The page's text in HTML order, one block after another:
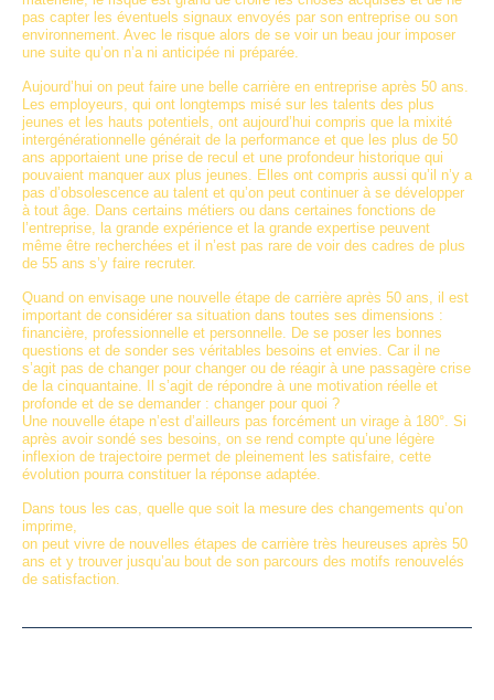
pas capter les éventuels signaux envoyés par son entreprise ou son
environnement. Avec le risque alors de se voir un beau jour imposer
une suite qu’on n’a ni anticipée ni préparée.
Aujourd’hui on peut faire une belle carrière en entreprise après 50 ans.
Les employeurs, qui ont longtemps misé sur les talents des plus
jeunes et les hauts potentiels, ont aujourd’hui compris que la mixité
intergénérationnelle générait de la performance et que les plus de 50
ans apportaient une prise de recul et une profondeur historique qui
pouvaient manquer aux plus jeunes. Elles ont compris aussi qu’il n’y a
pas d’obsolescence au talent et qu’on peut continuer à se développer
à tout âge. Dans certains métiers ou dans certaines fonctions de
l’entreprise, la grande expérience et la grande expertise peuvent
même être recherchées et il n’est pas rare de voir des cadres de plus
de 55 ans s’y faire recruter.
Quand on envisage une nouvelle étape de carrière après 50 ans, il est
important de considérer sa situation dans toutes ses dimensions :
financière, professionnelle et personnelle. De se poser les bonnes
questions et de sonder ses véritables besoins et envies. Car il ne
s’agit pas de changer pour changer ou de réagir à une passagère crise
de la cinquantaine. Il s’agit de répondre à une motivation réelle et
profonde et de se demander : changer pour quoi ?
Une nouvelle étape n’est d’ailleurs pas forcément un virage à 180°. Si
après avoir sondé ses besoins, on se rend compte qu’une légère
inflexion de trajectoire permet de pleinement les satisfaire, cette
évolution pourra constituer la réponse adaptée.
Dans tous les cas, quelle que soit la mesure des changements qu’on
imprime,
on peut vivre de nouvelles étapes de carrière très heureuses après 50
ans et y trouver jusqu’au bout de son parcours des motifs renouvelés
de satisfaction.